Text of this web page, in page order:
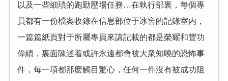
以及一些細瑣的跑勤壓場任務…在執行部裏，每個專
員都有一份檔案收錄在信息部位于冰窖的記錄室内，
一篇篇紙頁對于所屬專員來講記載的都是榮耀和豐功
偉績，裏面陳述着或許永遠都會被大衆知曉的恐怖事
件，每一項都那麽觸目驚心，任何一件沒有被成功阻